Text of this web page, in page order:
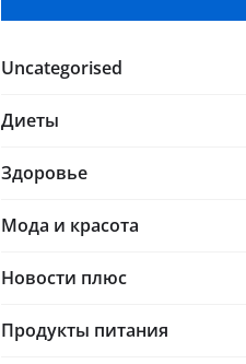
Uncategorised
Диеты
Здоровье
Мода и красота
Новости плюс
Продукты питания